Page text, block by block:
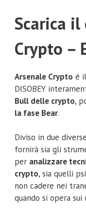
Scarica il
Crypto –
Arsenale Crypto é
DISOBEY
Bull delle crypto,
la fase Bear.
Diviso in due
fornirà sia gli
per analizzare
crypto, sia quelli
non cadere nei
quando si opera sui